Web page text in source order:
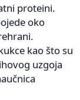
proteini.
oko
kao što su
uzgoja